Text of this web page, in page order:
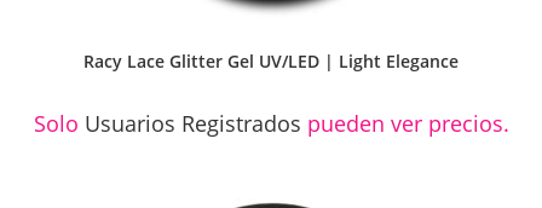
Racy Lace Glitter Gel UV/LED | Light Elegance
Solo Usuarios Registrados pueden ver precios.